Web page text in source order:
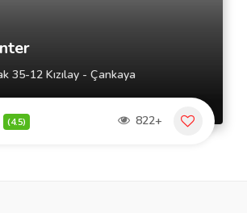
35-12 Kızılay - Çankaya
(4.5) 822+